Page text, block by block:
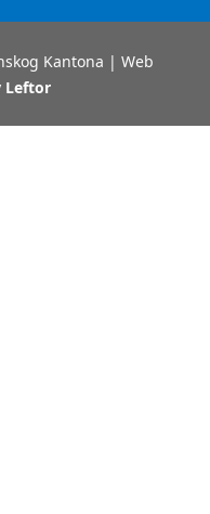
Kantona | Web
Leftor